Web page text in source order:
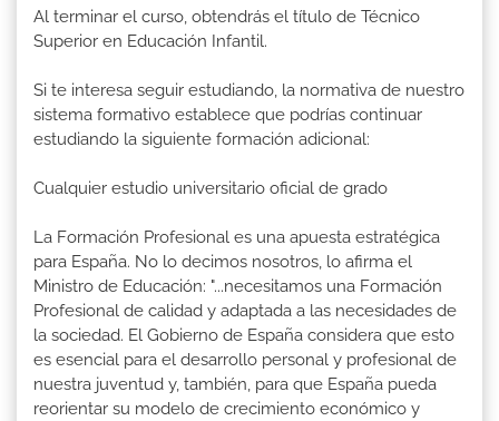
Al terminar el curso, obtendrás el título de Técnico
Superior en Educación Infantil.
Si te interesa seguir estudiando, la normativa de nuestro
sistema formativo establece que podrías continuar
estudiando la siguiente formación adicional:
Cualquier estudio universitario oficial de grado
La Formación Profesional es una apuesta estratégica
para España. No lo decimos nosotros, lo afirma el
Ministro de Educación: "...necesitamos una Formación
Profesional de calidad y adaptada a las necesidades de
la sociedad. El Gobierno de España considera que esto
es esencial para el desarrollo personal y profesional de
nuestra juventud y, también, para que España pueda
reorientar su modelo de crecimiento económico y